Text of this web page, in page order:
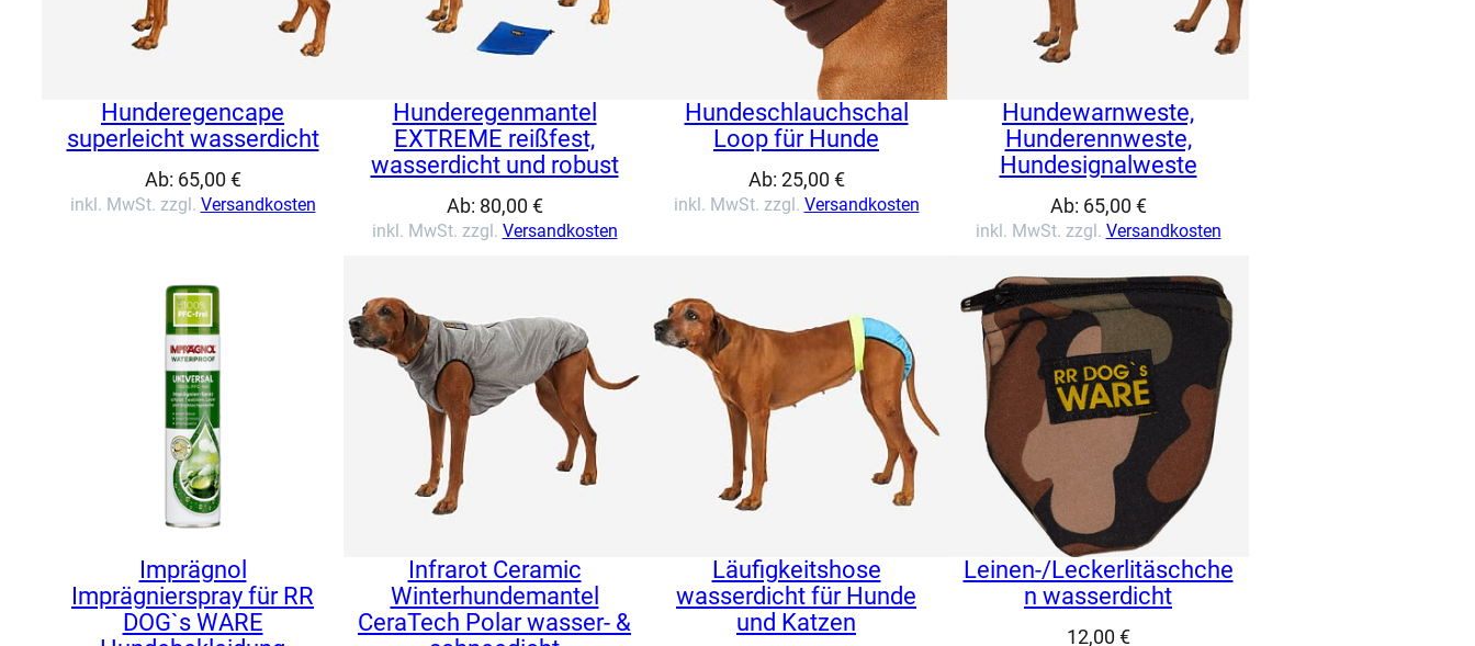
Hunderegencape
superleicht wasserdicht
Ab: 65,00 €
inkl. MwSt. zzgl. Versandkosten
Hunderegenmantel
EXTREME reißfest,
wasserdicht und robust
Ab: 80,00 €
inkl. MwSt. zzgl. Versandkosten
Hundeschlauchschal
Loop für Hunde
Ab: 25,00 €
inkl. MwSt. zzgl. Versandkosten
Hundewarnweste,
Hunderennweste,
Hundesignalweste
Ab: 65,00 €
inkl. MwSt. zzgl. Versandkosten
Imprägnol
Imprägnierspray für RR
DOG`s WARE
Infrarot Ceramic
Winterhundemantel
CeraTech Polar wasser- &
Läufigkeitshose
wasserdicht für Hunde
und Katzen
Leinen-/Leckerlitäschche
n wasserdicht
12,00 €